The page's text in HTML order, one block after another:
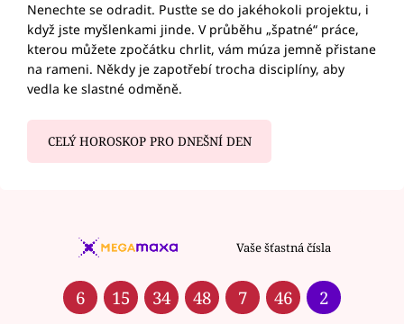
Nenechte se odradit. Pusťte se do jakéhokoli projektu, i
když jste myšlenkami jinde. V průběhu „špatné“ práce,
kterou můžete zpočátku chrlit, vám múza jemně přistane
na rameni. Někdy je zapotřebí trocha disciplíny, aby
vedla ke slastné odměně.
CELÝ HOROSKOP PRO DNEŠNÍ DEN
Vaše šťastná čísla
6 15 34 48 7 46 2